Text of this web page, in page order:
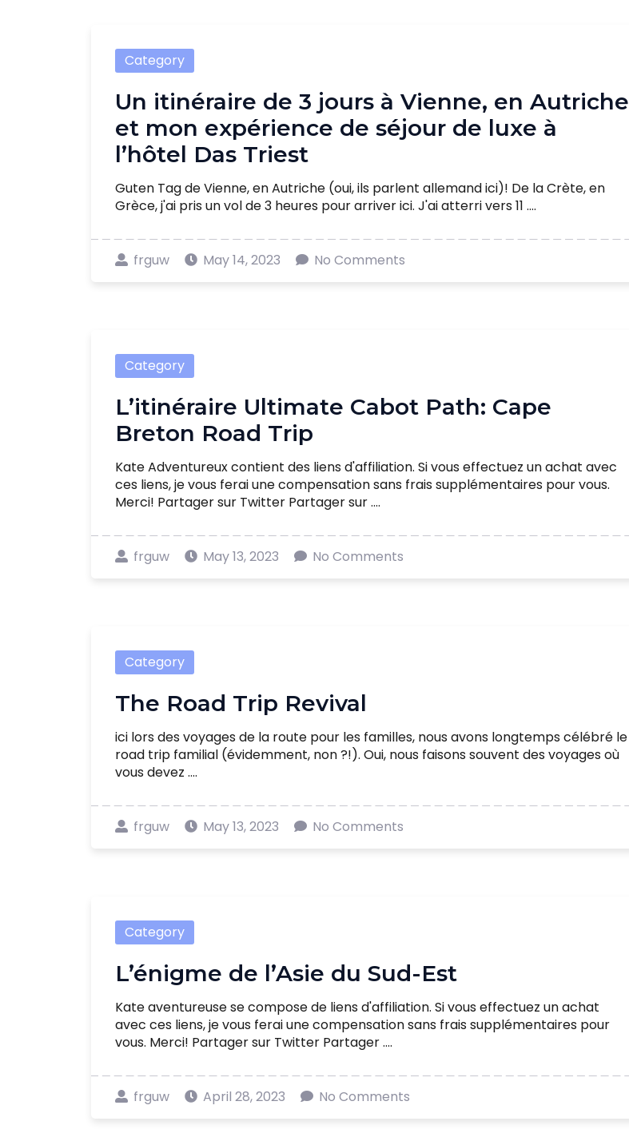
Category
Un itinéraire de 3 jours à Vienne, en Autriche
et mon expérience de séjour de luxe à
l’hôtel Das Triest
Guten Tag de Vienne, en Autriche (oui, ils parlent allemand ici)! De la Crète, en
Grèce, j'ai pris un vol de 3 heures pour arriver ici. J'ai atterri vers 11 ....
frguw May 14, 2023 No Comments
Category
L’itinéraire Ultimate Cabot Path: Cape
Breton Road Trip
Kate Adventureux contient des liens d'affiliation. Si vous effectuez un achat avec
ces liens, je vous ferai une compensation sans frais supplémentaires pour vous.
Merci! Partager sur Twitter Partager sur ....
frguw May 13, 2023 No Comments
Category
The Road Trip Revival
ici lors des voyages de la route pour les familles, nous avons longtemps célébré le
road trip familial (évidemment, non ?!). Oui, nous faisons souvent des voyages où
vous devez ....
frguw May 13, 2023 No Comments
Category
L’énigme de l’Asie du Sud-Est
Kate aventureuse se compose de liens d'affiliation. Si vous effectuez un achat
avec ces liens, je vous ferai une compensation sans frais supplémentaires pour
vous. Merci! Partager sur Twitter Partager ....
frguw April 28, 2023 No Comments